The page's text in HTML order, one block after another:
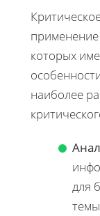
которых
наиболее
для